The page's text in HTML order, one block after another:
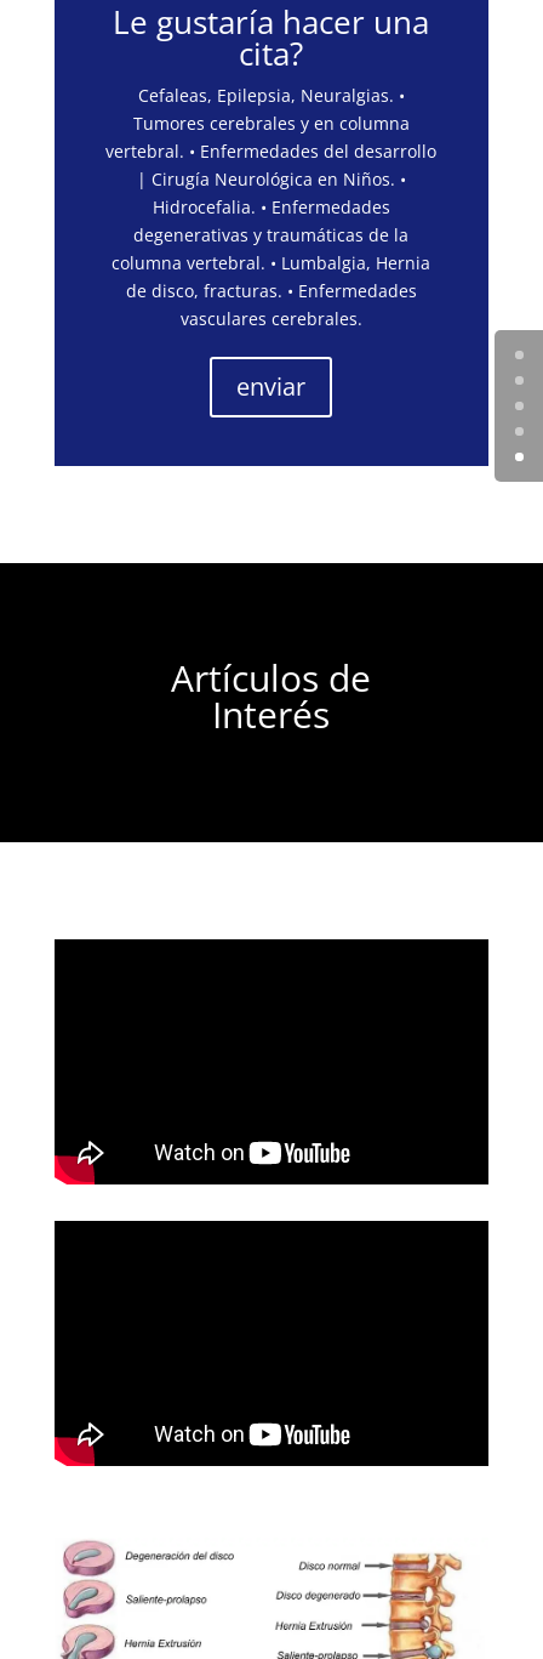
Le gustaría hacer una
cita?
Cefaleas, Epilepsia, Neuralgias. •
Tumores cerebrales y en columna
vertebral. • Enfermedades del desarrollo
| Cirugía Neurológica en Niños. •
Hidrocefalia. • Enfermedades
degenerativas y traumáticas de la
columna vertebral. • Lumbalgia, Hernia
de disco, fracturas. • Enfermedades
vasculares cerebrales.
enviar
Artículos de
Interés